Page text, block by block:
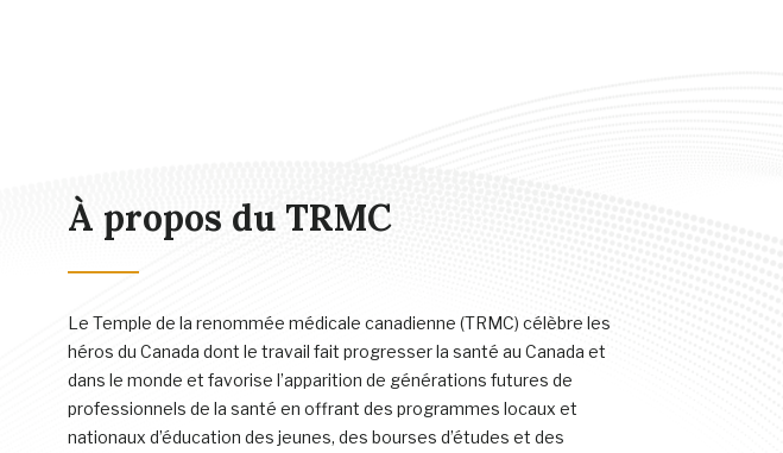
À propos du TRMC
Le Temple de la renommée médicale canadienne (TRMC) célèbre les
héros du Canada dont le travail fait progresser la santé au Canada et
dans le monde et favorise l’apparition de générations futures de
professionnels de la santé en offrant des programmes locaux et
nationaux d’éducation des jeunes, des bourses d’études et des